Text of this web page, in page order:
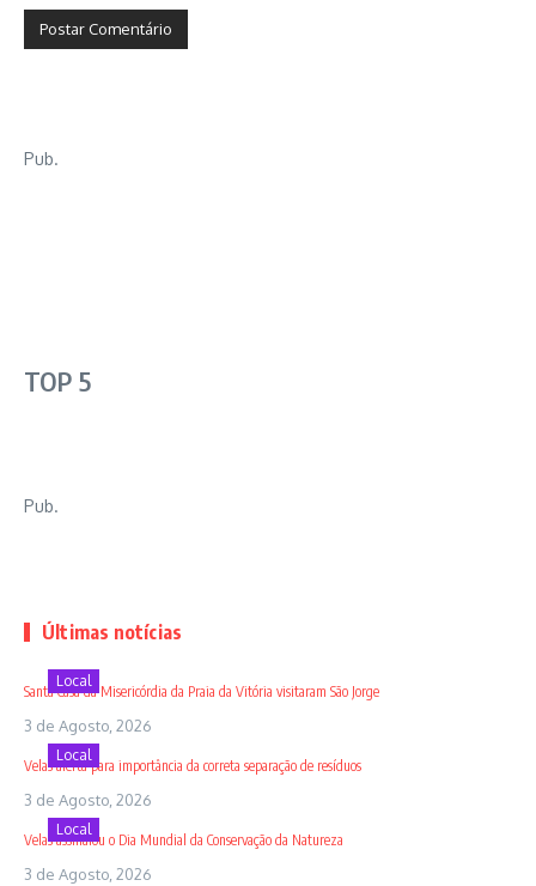
Pub.
TOP 5
Pub.
Últimas notícias
Local
Santa Casa da Misericórdia da Praia da Vitória visitaram São Jorge
3 de Agosto, 2026
Local
Velas alerta para importância da correta separação de resíduos
3 de Agosto, 2026
Local
Velas assinalou o Dia Mundial da Conservação da Natureza
3 de Agosto, 2026